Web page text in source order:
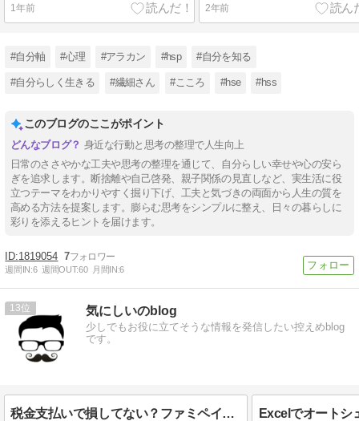
1年前 2年前
#自分軸 #心理 #アラカン #hsp #自分を知る
#自分らしく生きる #繊細さん #こころ #hse #hss
このブログのここがポイント
身近な行動と思考の整理で人生向上
日常のささやかな工夫や思考の整理を通じて、自分らしい幸せや心の安ら
ぎを追求します。断捨離や自己啓発、親子関係の見直しなど、実生活に役
立つテーマをわかりやすく掘り下げ、工夫と気づきの両面から人生の質を
高める方法を提案します。膨らむ思考をシンプルに整え、日々の暮らしに
彩りを添えるヒントを届けます。
1819054 7
週間IN:6 週間OUT:60 月間IN:6
13 気にしいのblog
少しでもお役に立てそうな情報を発信したい控えめblog
です。
税金支払いで損してない？ファミペイ翌月払いでポイントを賢く貯める究極ガイド